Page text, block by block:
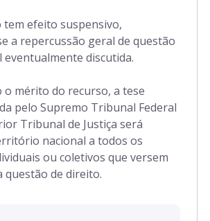
tem efeito suspensivo,
a repercussão geral de questão
discutida.
o mérito do recurso, a tese
pelo Supremo Tribunal Federal
Tribunal de Justiça será
nacional a todos os
ou coletivos que versem
questão de direito.